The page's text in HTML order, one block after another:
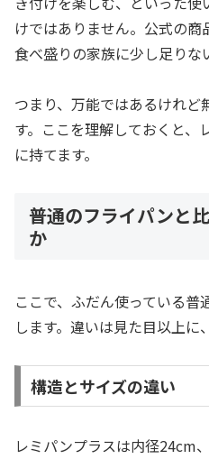
けではありません。公式の
食べ盛りの家族に少し足りな
つまり、万能ではあるけれ
す。ここを理解しておくと、
に持てます。
普通のフライパンと
か
ここで、ふだん使っている
します。違いは見た目以上に
構造とサイズの違い
レミパンプラスは内径24cm